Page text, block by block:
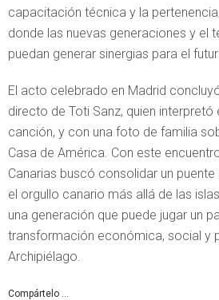
capacitación técnica y la
donde las nuevas generaciones y el
puedan generar sinergias para el
El acto celebrado en Madrid
directo de Toti Sanz, quien interpretó
canción, y con una foto de familia
Casa de América. Con este
Canarias buscó consolidar un
el orgullo canario más allá de las
una generación que puede jugar un
transformación económica, social y
Archipiélago.
Compártelo ...